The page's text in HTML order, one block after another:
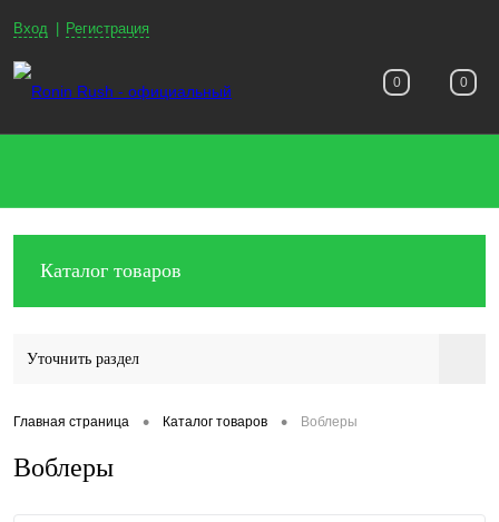
Вход Регистрация
0 0
Каталог товаров
Уточнить раздел
Главная страница • Каталог товаров • Воблеры
Воблеры